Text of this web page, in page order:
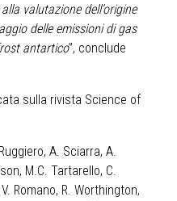
valutazione dell’origine
delle emissioni di gas
antartico”, conclude
sulla rivista Science of
A. Sciarra, A.
M.C. Tartarello, C.
Romano, R. Worthington,